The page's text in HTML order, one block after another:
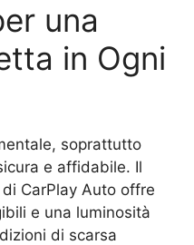
una
in Ogni
soprattutto
e affidabile. Il
CarPlay Auto offre
e una luminosità
di scarsa